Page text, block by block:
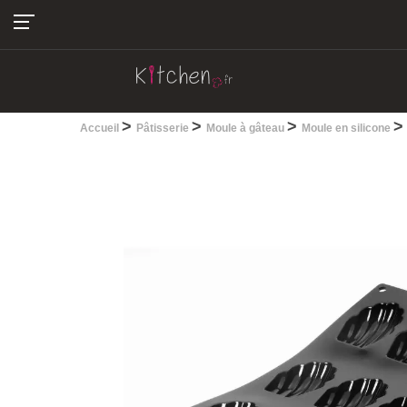
Accueil > Pâtisserie > Moule à gâteau > Moule en silicone >